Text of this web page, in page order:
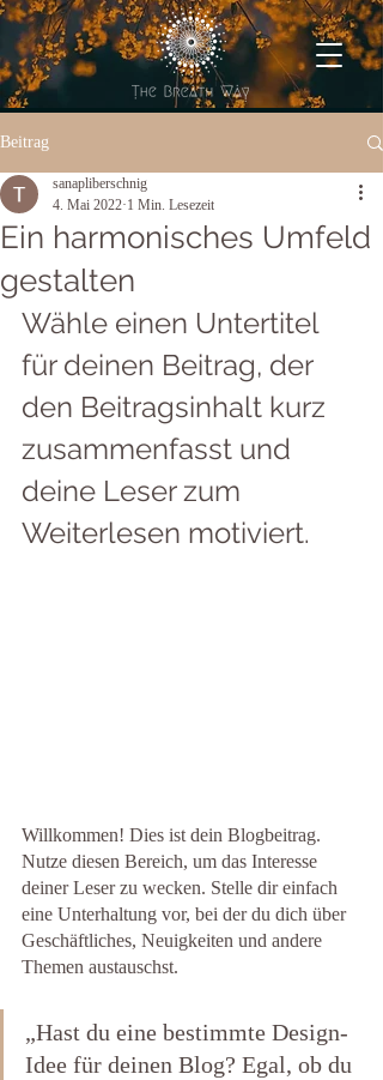
Beitrag
Ein harmonisches Umfeld
gestalten
sanapliberschnig
4. Mai 2022 1 Min. Lesezeit
Wähle einen Untertitel
für deinen Beitrag, der
den Beitragsinhalt kurz
zusammenfasst und
deine Leser zum
Weiterlesen motiviert.
Willkommen! Dies ist dein Blogbeitrag.
Nutze diesen Bereich, um das Interesse
deiner Leser zu wecken. Stelle dir einfach
eine Unterhaltung vor, bei der du dich über
Geschäftliches, Neuigkeiten und andere
Themen austauschst.
„Hast du eine bestimmte Design-
Idee für deinen Blog? Egal, ob du